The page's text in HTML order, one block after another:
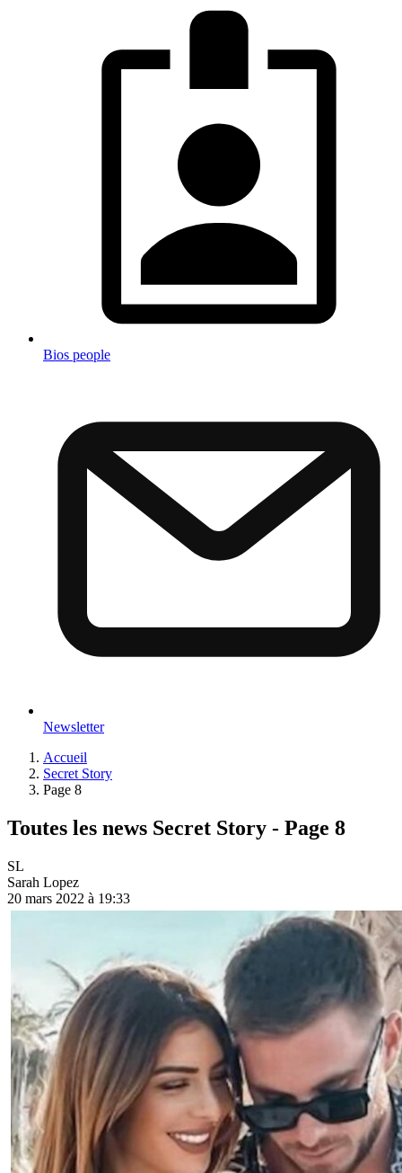
Bios people
Newsletter
Accueil
Secret Story
Page 8
Toutes les news Secret Story - Page 8
SL
Sarah Lopez
20 mars 2022 à 19:33